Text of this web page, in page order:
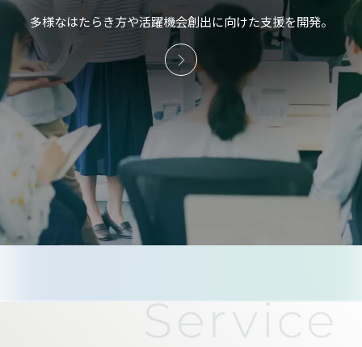
多様なはたらき方や活躍機会創出に向けた支援を開発。